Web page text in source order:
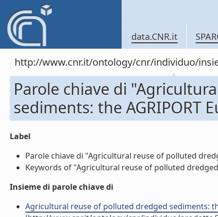
data.CNR.it
http://www.cnr.it/ontology/cnr/individuo/
Parole chiave di
sediments: the AGRIPORT
Label
Parole chiave di "Agricultural reuse of polluted
Keywords of "Agricultural reuse of polluted
Insieme di parole chiave di
Agricultural reuse of polluted dredged sediments: